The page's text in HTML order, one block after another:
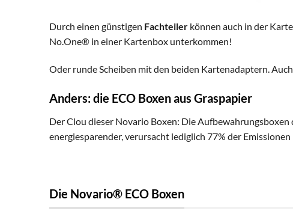
Durch einen günstigen Fachteiler können auch in der
No.One® in einer Kartenbox unterkommen!
Oder runde Scheiben mit den beiden Kartenadaptern.
Anders: die ECO Boxen aus Graspapier
Der Clou dieser Novario Boxen: Die Aufbewahrungsboxen
energiesparender, verursacht lediglich 77% der
Die Novario® ECO Boxen